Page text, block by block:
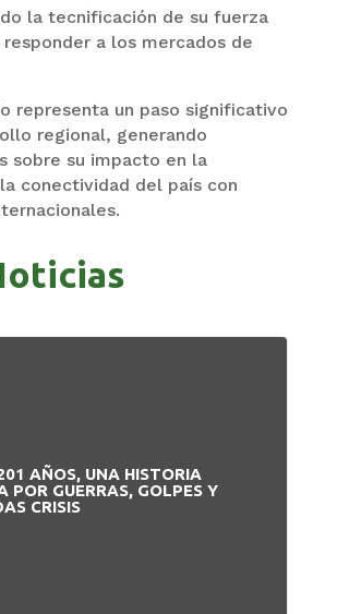
la tecnificación de su fuerza
a los mercados de
representa un paso significativo
regional, generando
sobre su impacto en la
conectividad del país con
AÑOS, UNA HISTORIA
POR GUERRAS, GOLPES Y
CRISIS